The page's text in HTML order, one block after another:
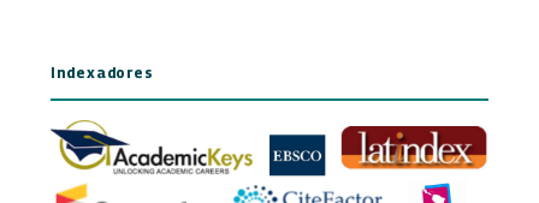
Indexadores